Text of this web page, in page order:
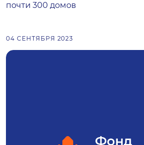
почти 300 домов
04 СЕНТЯБРЯ 2023